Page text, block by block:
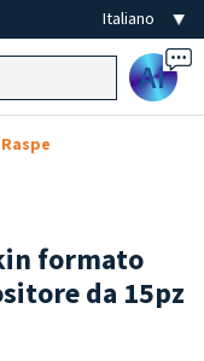
Ai
Raspe
formato
da 15pz